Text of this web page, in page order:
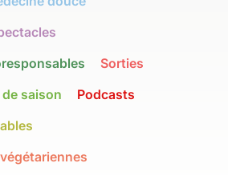
Sorties
saison
Podcasts